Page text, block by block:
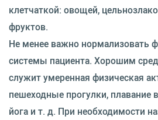
клетчаткой: овощей,
фруктов.
Не менее важно нормализовать
системы пациента. Хорошим
служит умеренная физическая
пешеходные прогулки, плавание
йога и т. д. При необходимости